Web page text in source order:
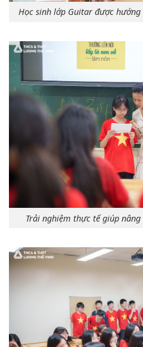
Học sinh lớp Guitar được
Trải nghiệm thực tế giúp